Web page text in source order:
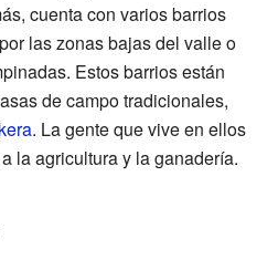
cuenta con varios barrios
las zonas bajas del valle o
Estos barrios están
de campo tradicionales,
. La gente que vive en ellos
la agricultura y la ganadería.